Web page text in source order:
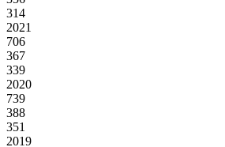
314
2021
706
367
339
2020
739
388
351
2019